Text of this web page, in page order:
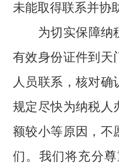
未能取得联系并协
为切实保障纳
有效身份证件到天
人员联系，核对
规定尽快为纳税人
额较小等原因，不
们。我们将充分